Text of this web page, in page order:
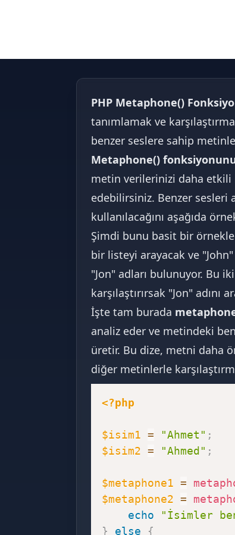
PHP Metaphone()
tanımlamak ve
benzer seslere sahip
Metaphone()
metin verilerinizi daha
edebilirsiniz. Benzer sesleri
kullanılacağını aşağıda
Şimdi bunu basit bir
bir listeyi arayacak ve
"Jon" adları bulunuyor. Bu
karşılaştırırsak "Jon" adını
İşte tam burada
analiz eder ve metindeki
üretir. Bu dize, metni daha
diğer metinlerle
<?php
$isim1 = "Ahmet" ;
$isim2 = "Ahmed" ;
$metaphone1 =
$metaphone2 =
echo
"İsimler
}
else
{